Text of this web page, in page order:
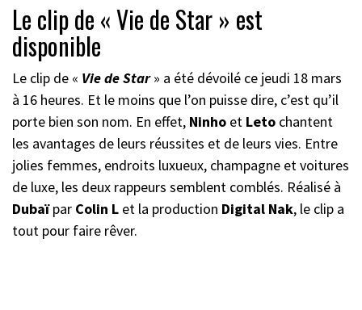
Le clip de « Vie de Star » est
disponible
Le clip de « Vie de Star» a été dévoilé ce jeudi 18 mars
à 16 heures. Et le moins que l’on puisse dire, c’est qu’il
porte bien son nom. En effet, Ninho et Leto chantent
les avantages de leurs réussites et de leurs vies. Entre
jolies femmes, endroits luxueux, champagne et voitures
de luxe, les deux rappeurs semblent comblés. Réalisé à
Dubaïpar Colin L et la production Digital Nak, le clip a
tout pour faire rêver.